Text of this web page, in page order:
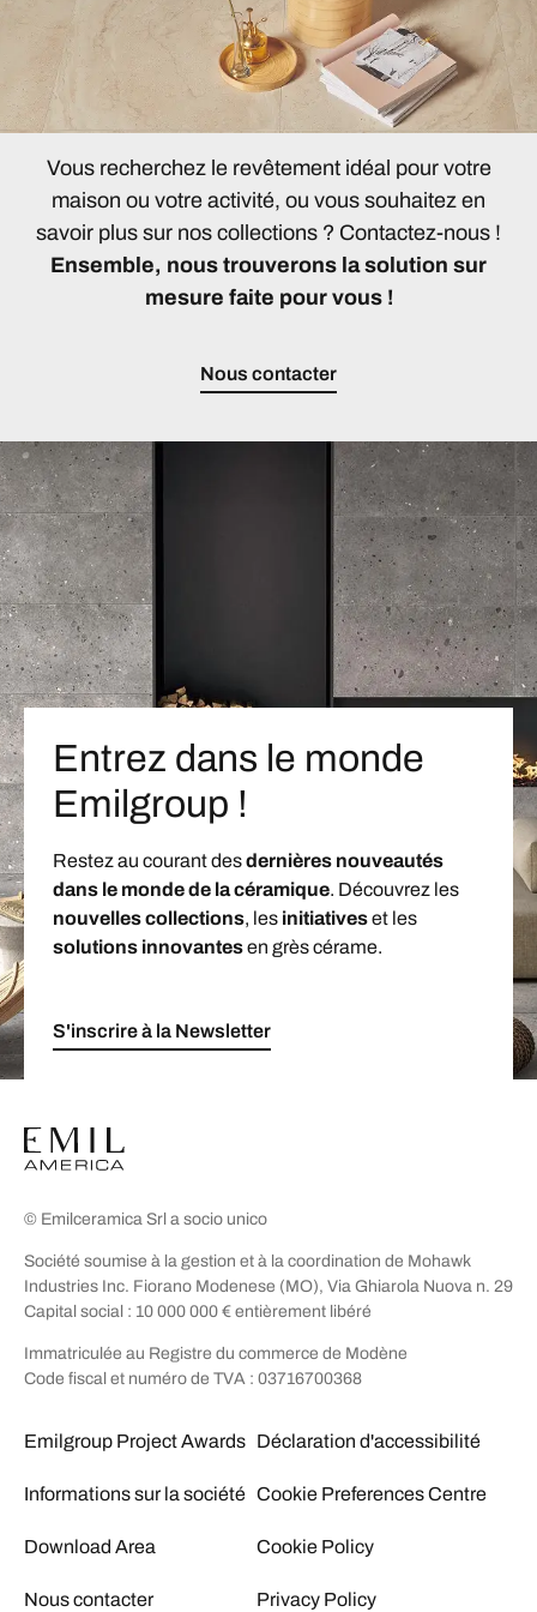
Vous recherchez le revêtement idéal pour votre
maison ou votre activité, ou vous souhaitez en
savoir plus sur nos collections ? Contactez-nous !
Ensemble, nous trouverons la solution sur
mesure faite pour vous !
Nous contacter
Entrez dans le monde
Emilgroup !
Restez au courant desdernières nouveautés
dans le monde de la céramique. Découvrez les
nouvelles collections, les initiativeset les
solutions innovantesen grès cérame.
S'inscrire à la Newsletter
© Emilceramica Srl a socio unico
Société soumise à la gestion et à la coordination de Mohawk
Industries Inc. Fiorano Modenese (MO), Via Ghiarola Nuova n. 29
Capital social : 10 000 000 € entièrement libéré
Immatriculée au Registre du commerce de Modène
Code fiscal et numéro de TVA : 03716700368
Emilgroup Project Awards
Informations sur la société
Download Area
Nous contacter
Déclaration d'accessibilité
Cookie Preferences Centre
Cookie Policy
Privacy Policy